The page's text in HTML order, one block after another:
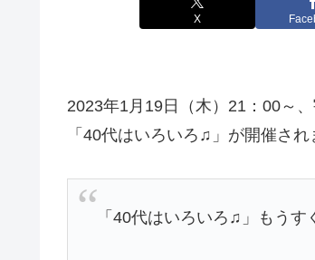
X
2023年1月19日（木）21：00～
「40代はいろいろ♫」が開催され
「40代はいろいろ♫」もうす